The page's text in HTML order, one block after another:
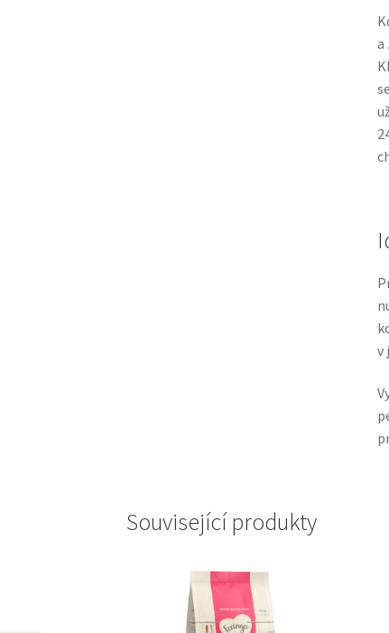
a
v
Související produkty